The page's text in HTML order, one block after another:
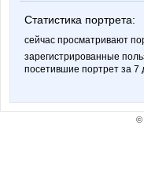
Статистика портрета:
сейчас просматривают
зарегистрированные
посетившие портрет за 7
©